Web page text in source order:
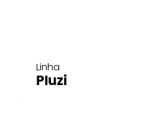
Linha
Pluzi